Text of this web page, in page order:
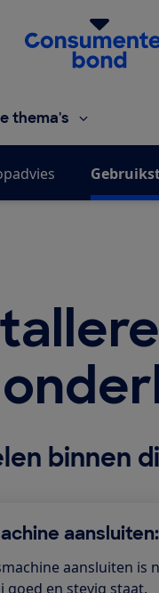
Homepage van de
thema's
binnen
aansluiten is
goed en stevig staat.